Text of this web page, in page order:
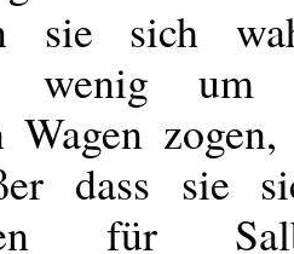
sie sich
wenig um
Wagen
dass sie
für